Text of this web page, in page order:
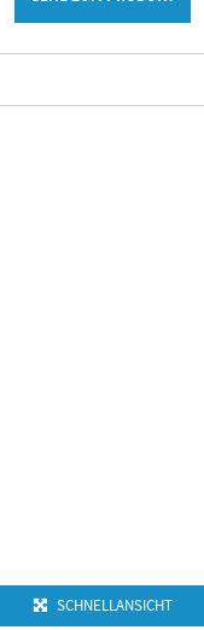
SCHNELLANSICHT